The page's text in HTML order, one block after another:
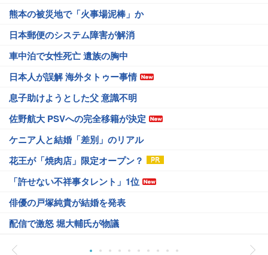
熊本の被災地で「火事場泥棒」か
日本郵便のシステム障害が解消
車中泊で女性死亡 遺族の胸中
日本人が誤解 海外タトゥー事情
息子助けようとした父 意識不明
佐野航大 PSVへの完全移籍が決定
ケニア人と結婚「差別」のリアル
花王が「焼肉店」限定オープン？
「許せない不祥事タレント」1位
俳優の戸塚純貴が結婚を発表
配信で激怒 堀大輔氏が物議